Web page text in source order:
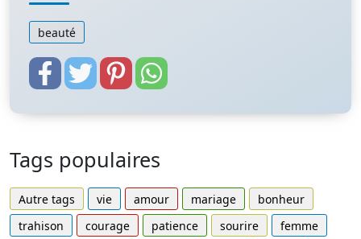
beauté
Tags populaires
Autre tags vie amour mariage
bonheur
trahison
courage patience sourire
femme